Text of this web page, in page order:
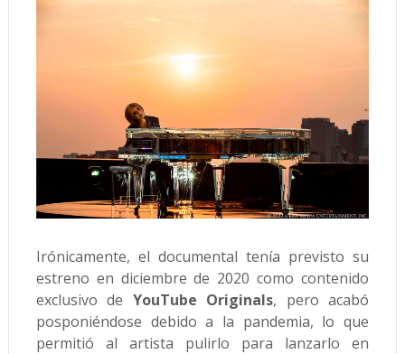
Irónicamente, el documental tenía previsto su
estreno en diciembre de 2020 como contenido
exclusivo de YouTube Originals, pero acabó
posponiéndose debido a la pandemia, lo que
permitió al artista pulirlo para lanzarlo en